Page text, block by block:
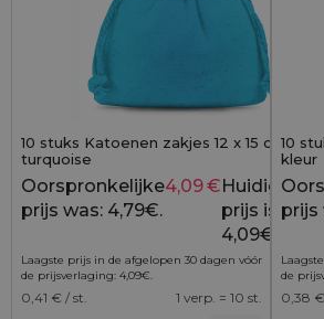
10 stuks Katoenen zakjes 12 x 15 cm -
turquoise
4,79
Oorspronkelijke
prijs was: 4,79€.
4,09€Huidige
prijs is:
4,09€.
Laagste prijs in de afgelopen 30 dagen vóór
de prijsverlaging: 4,09€.
0,41 € / st. 1 verp. = 10 st.
10
kleur
prijs
de
0,38